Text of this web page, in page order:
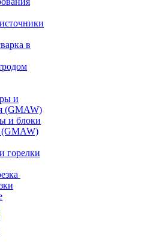
в
и
(GMAW)
и блоки
(GMAW)
горелки